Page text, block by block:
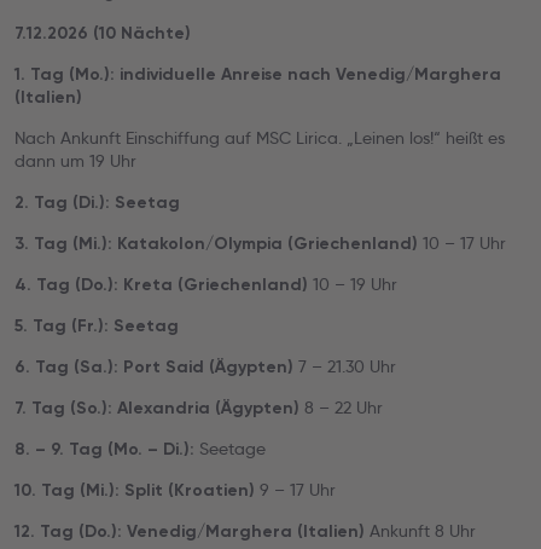
7.12.2026 (10 Nächte)
1. Tag (Mo.): individuelle Anreise nach Venedig/Marghera
(Italien)
Nach Ankunft Einschiffung auf MSC Lirica. „Leinen los!“ heißt es
dann um 19 Uhr
2. Tag (Di.): Seetag
3. Tag (Mi.): Katakolon/Olympia (Griechenland) 10 – 17 Uhr
4. Tag (Do.): Kreta (Griechenland) 10 – 19 Uhr
5. Tag (Fr.): Seetag
6. Tag (Sa.): Port Said (Ägypten) 7 – 21.30 Uhr
7. Tag (So.): Alexandria (Ägypten) 8 – 22 Uhr
8. – 9. Tag (Mo. – Di.): Seetage
10. Tag (Mi.): Split (Kroatien) 9 – 17 Uhr
12. Tag (Do.): Venedig/Marghera (Italien) Ankunft 8 Uhr